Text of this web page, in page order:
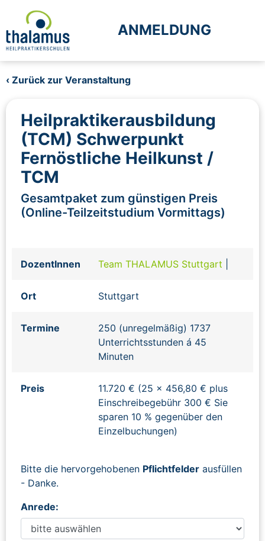
ANMELDUNG
‹ Zurück zur Veranstaltung
Heilpraktikerausbildung
(TCM) Schwerpunkt
Fernöstliche Heilkunst /
TCM
Gesamtpaket zum günstigen Preis
(Online-Teilzeitstudium Vormittags)
DozentInnen Team THALAMUS Stuttgart
Ort Stuttgart
Termine
250 (unregelmäßig) 1737
Unterrichtsstunden á 45
Minuten
Preis
11.720 € (25 x 456,80 € plus
Einschreibegebühr 300 € Sie
sparen 10 % gegenüber den
Einzelbuchungen)
Bitte die hervorgehobenen Pflichtfelder ausfüllen
- Danke.
Anrede: